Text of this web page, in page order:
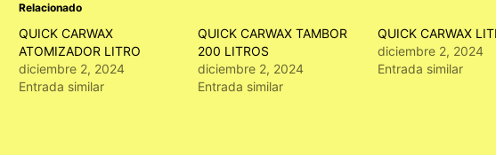
Relacionado
QUICK CARWAX
ATOMIZADOR LITRO
diciembre 2, 2024
Entrada similar
QUICK CARWAX TAMBOR
200 LITROS
diciembre 2, 2024
Entrada similar
QUICK CARWAX
diciembre 2, 2024
Entrada similar